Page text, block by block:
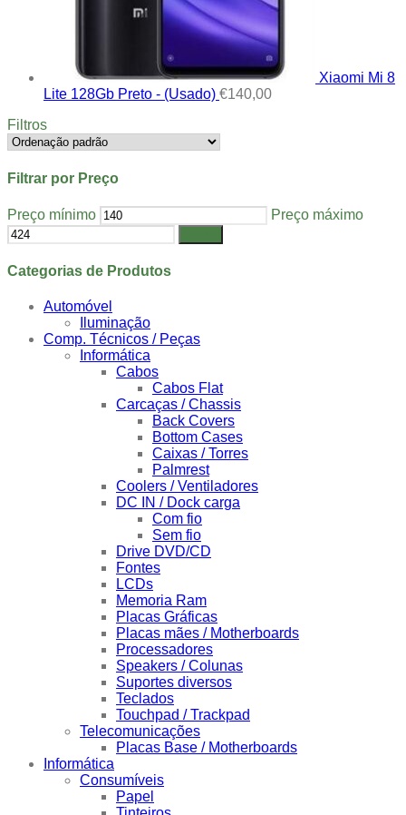
Xiaomi Mi 8
Lite 128Gb Preto - (Usado) €140,00
Filtros
Filtrar por Preço
Preço mínimo Preço máximo
Categorias de Produtos
Automóvel
Iluminação
Comp. Técnicos / Peças
Informática
Cabos
Cabos Flat
Carcaças / Chassis
Back Covers
Bottom Cases
Caixas / Torres
Palmrest
Coolers / Ventiladores
DC IN / Dock carga
Com fio
Sem fio
Drive DVD/CD
Fontes
LCDs
Memoria Ram
Placas Gráficas
Placas mães / Motherboards
Processadores
Speakers / Colunas
Suportes diversos
Teclados
Touchpad / Trackpad
Telecomunicações
Placas Base / Motherboards
Informática
Consumíveis
Papel